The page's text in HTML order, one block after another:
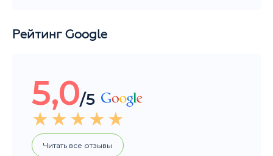
Рейтинг Google
5,0/5
Читать все отзывы